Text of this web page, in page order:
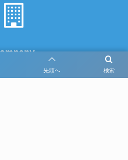
検索
先頭へ
・冷暖房・消火・設備施工